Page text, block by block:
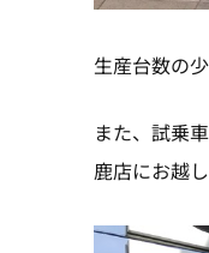
生産台数の
また、試乗
鹿店にお越